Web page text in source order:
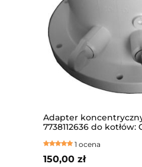
Adapter
7738112636 do kotłów:
1 ocena
150,00 zł